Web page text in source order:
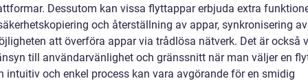
Dessutom kan vissa flyttappar erbjuda extra
och återställning av appar, synkronisering
att överföra appar via trådlösa nätverk. Det är också
till användarvänlighet och gränssnitt när man väljer en
intuitiv och enkel process kan vara avgörande för en smidig